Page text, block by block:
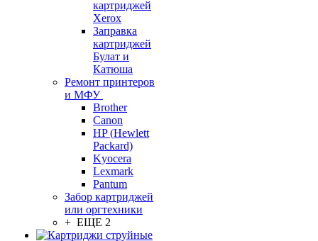
картриджей
Xerox
Заправка
картриджей
Булат и
Катюша
Ремонт принтеров
и МФУ
Brother
Canon
HP (Hewlett
Packard)
Kyocera
Lexmark
Pantum
Забор картриджей
или оргтехники
+ ЕЩЕ 2